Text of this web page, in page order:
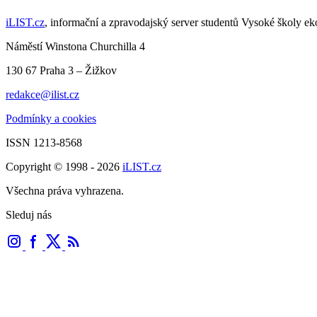
iLIST.cz, informační a zpravodajský server studentů Vysoké školy
Náměstí Winstona Churchilla 4
130 67 Praha 3 – Žižkov
redakce@ilist.cz
Podmínky a cookies
ISSN 1213-8568
Copyright © 1998 - 2026 iLIST.cz
Všechna práva vyhrazena.
Sleduj nás